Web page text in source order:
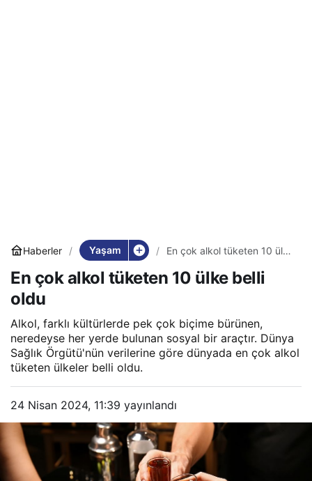
Haberler Yaşam
En çok alkol tüketen 10 ülke
En çok alkol tüketen 10 ülke belli
oldu
Alkol, farklı kültürlerde pek çok biçime bürünen,
neredeyse her yerde bulunan sosyal bir araçtır. Dünya
Sağlık Örgütü'nün verilerine göre dünyada en çok alkol
tüketen ülkeler belli oldu.
24 Nisan 2024, 11:39 yayınlandı